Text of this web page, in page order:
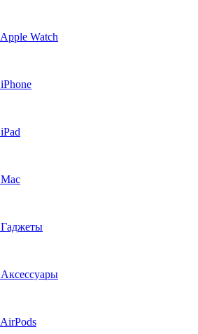
Apple Watch
iPhone
iPad
Mac
Гаджеты
Аксессуары
AirPods